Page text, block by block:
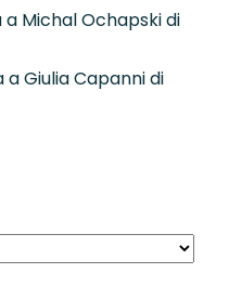
a Michal Ochapski di
Giulia Capanni di